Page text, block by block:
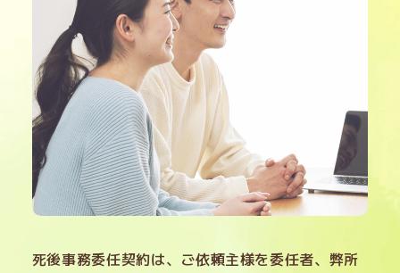
死後事務委任契約は、ご依頼主様を委任者、弊所